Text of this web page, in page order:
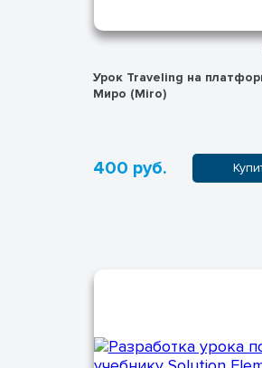
Урок Traveling на
Миро (Miro)
400 руб.